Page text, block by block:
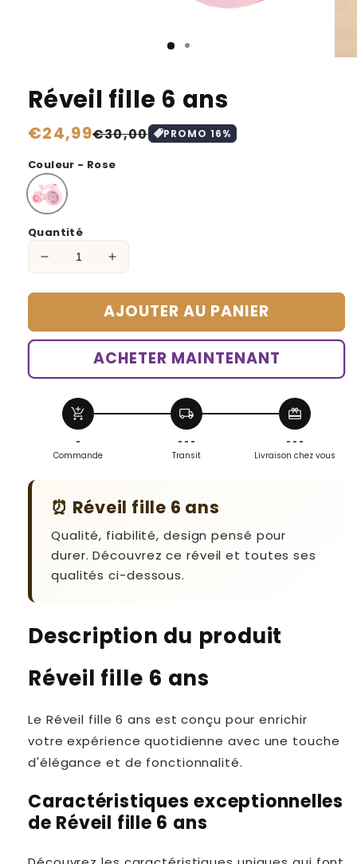
Réveil fille 6 ans
Prix
habituel
€24,99
Prix
soldé
€30,00 PROMO 16%
Couleur - Rose
Quantité
Réduire
quantité
Réveil
ans
Augmenter
quantité
de
Réveil
6
ans
AJOUTER AU PANIER
ACHETER MAINTENANT
add_shopping_cart
-
Commande
local_shipping
- - -
Transit
redeem
- - -
Livraison chez vous
⏰ Réveil fille 6 ans
Qualité, fiabilité, design pensé pour
durer. Découvrez ce réveil et toutes ses
qualités ci-dessous.
Description du produit
Réveil fille 6 ans
Le Réveil fille 6 ans est conçu pour enrichir
votre expérience quotidienne avec une touche
d'élégance et de fonctionnalité.
Caractéristiques exceptionnelles
de Réveil fille 6 ans